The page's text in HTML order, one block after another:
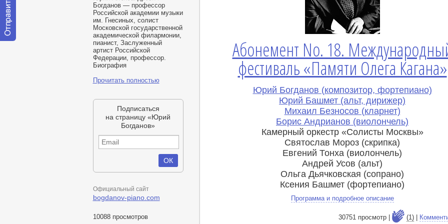
Богданов — профессор
Российской академии музыки
им. Гнесиных, солист
Московской государственной
академической филармонии,
пианист, Заслуженный
артист Российской
Федерации, профессор.
Биография
Прочитать полностью
Подписаться
на страницу «Юрий
Богданов»
Официальный сайт
bogdanov-piano.com
10088 просмотров
Абонемент No. 18.
фестиваль «Памяти Олега Кагана»
Юрий Богданов (композитор, фортепиано)
Юрий Башмет (альт, дирижер)
Михаил Безносов (кларнет)
Борис Андрианов (виолончель)
Камерный оркестр «Солисты Москвы»
Святослав Мороз (скрипка)
Евгений Тонха (виолончель)
Андрей Усов (альт)
Ольга Дьячковская (сопрано)
Ксения Башмет (фортепиано)
Программа и подробное описание
30751 просмотр | (1)|